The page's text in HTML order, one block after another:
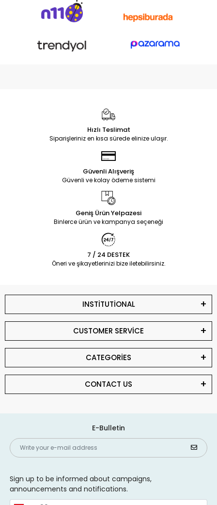
Hızlı Teslimat
Siparişleriniz en kısa sürede elinize ulaşır.
Güvenli Alışveriş
Güvenli ve kolay ödeme sistemi
Geniş Ürün Yelpazesi
Binlerce ürün ve kampanya seçeneği
7 / 24 DESTEK
Öneri ve şikayetlerinizi bize iletebilirsiniz.
INSTİTUTİONAL
CUSTOMER SERVİCE
CATEGORİES
CONTACT US
E-Bulletin
Sign up to be informed about campaigns,
announcements and notifications.